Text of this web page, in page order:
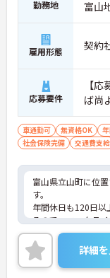
勤務地
富山
雇用形態 契約
応募要件
【
ば尚
車通勤可 無資格OK
社会保険完備
交通費支給
富山県立山町に位
す。
年間休日も120日以
るので、ワークラ
オススメです。
マイカー通勤可能な
ご興味をお持ちの
い。
詳細